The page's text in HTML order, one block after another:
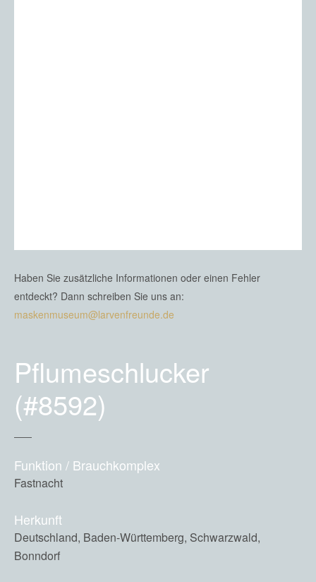
Haben Sie zusätzliche Informationen oder einen Fehler
entdeckt? Dann schreiben Sie uns an:
maskenmuseum@larvenfreunde.de
Pflumeschlucker
(#8592)
Funktion / Brauchkomplex
Fastnacht
Herkunft
Deutschland, Baden-Württemberg, Schwarzwald,
Bonndorf